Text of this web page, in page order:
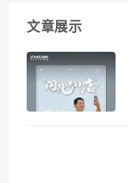
文章展示